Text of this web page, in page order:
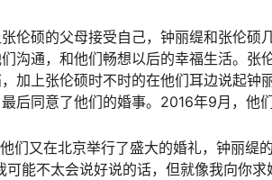
伦硕的父母接受自己，钟丽缇和张伦硕
沟通，和他们畅想以后的幸福生活。张
加上张伦硕时不时的在他们耳边说起钟
后同意了他们的婚事。2016年9月，他
他们又在北京举行了盛大的婚礼，钟丽
可能不太会说好说的话，但就像我向你